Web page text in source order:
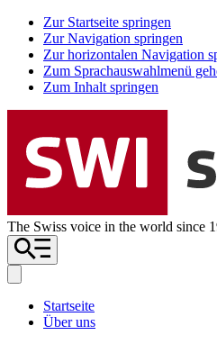
Zur Startseite springen
Zur Navigation springen
Zur horizontalen Navigation
Zum Sprachauswahlmenü
Zum Inhalt springen
The Swiss voice in the world since
Startseite
Über uns